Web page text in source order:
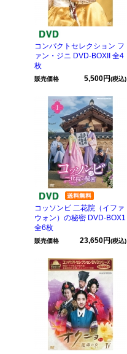
コンパクトセレクション フ
ァン・ジニ DVD-BOXII 全4
枚
販売価格 5,500円(税込)
コッソンビ 二花院（イファ
ウォン）の秘密 DVD-BOX1
全6枚
販売価格 23,650円(税込)